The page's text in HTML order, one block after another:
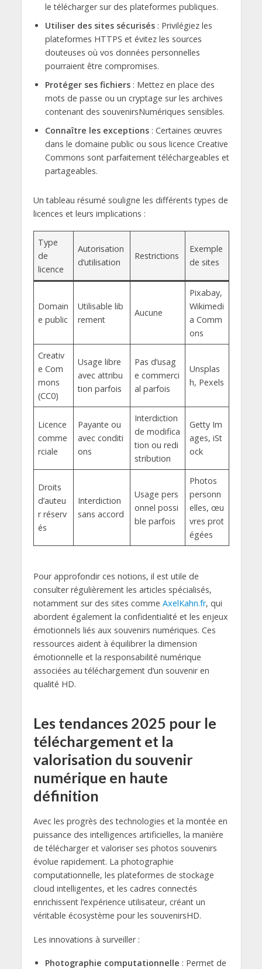
le télécharger sur des plateformes publiques.
Utiliser des sites sécurisés: Privilégiez les
plateformes HTTPS et évitez les sources
douteuses où vos données personnelles
pourraient être compromises.
Protéger ses fichiers: Mettez en place des
mots de passe ou un cryptage sur les archives
contenant des souvenirsNumériques sensibles.
Connaître les exceptions: Certaines œuvres
dans le domaine public ou sous licence Creative
Commons sont parfaitement téléchargeables et
partageables.
Un tableau résumé souligne les différents types de
licences et leurs implications :
Type
de
licence
Autorisation
d’utilisation
Restrictions
Exemple
de sites
Domain
e public
Utilisable lib
rement
Aucune
Pixabay,
Wikimedi
a Comm
ons
Creativ
e Com
mons
(CC0)
Usage libre
avec attribu
tion parfois
Pas d’usag
e commerci
al parfois
Unsplas
h, Pexels
Licence
comme
rciale
Payante ou
avec conditi
ons
Interdiction
de modifica
tion ou redi
stribution
Getty Im
ages, iSt
ock
Droits
d’auteu
r réserv
és
Interdiction
sans accord
Usage pers
onnel possi
ble parfois
Photos
personn
elles, œu
vres prot
égées
Pour approfondir ces notions, il est utile de
consulter régulièrement les articles spécialisés,
notamment sur des sites comme AxelKahn.fr, qui
abordent également la confidentialité et les enjeux
émotionnels liés aux souvenirs numériques. Ces
ressources aident à équilibrer la dimension
émotionnelle et la responsabilité numérique
associées au téléchargement d’un souvenir en
qualité HD.
Les tendances 2025 pour le
téléchargement et la
valorisation du souvenir
numérique en haute
définition
Avec les progrès des technologies et la montée en
puissance des intelligences artificielles, la manière
de télécharger et valoriser ses photos souvenirs
évolue rapidement. La photographie
computationnelle, les plateformes de stockage
cloud intelligentes, et les cadres connectés
enrichissent l’expérience utilisateur, créant un
véritable écosystème pour les souvenirsHD.
Les innovations à surveiller :
Photographie computationnelle : Permet de